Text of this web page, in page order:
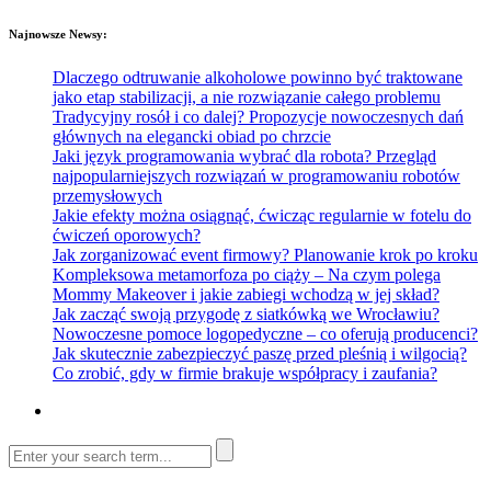
Najnowsze Newsy:
Dlaczego odtruwanie alkoholowe powinno być traktowane
jako etap stabilizacji, a nie rozwiązanie całego problemu
Tradycyjny rosół i co dalej? Propozycje nowoczesnych dań
głównych na elegancki obiad po chrzcie
Jaki język programowania wybrać dla robota? Przegląd
najpopularniejszych rozwiązań w programowaniu robotów
przemysłowych
Jakie efekty można osiągnąć, ćwicząc regularnie w fotelu do
ćwiczeń oporowych?
Jak zorganizować event firmowy? Planowanie krok po kroku
Kompleksowa metamorfoza po ciąży – Na czym polega
Mommy Makeover i jakie zabiegi wchodzą w jej skład?
Jak zacząć swoją przygodę z siatkówką we Wrocławiu?
Nowoczesne pomoce logopedyczne – co oferują producenci?
Jak skutecznie zabezpieczyć paszę przed pleśnią i wilgocią?
Co zrobić, gdy w firmie brakuje współpracy i zaufania?